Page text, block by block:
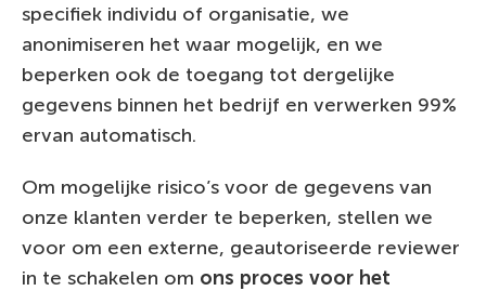
specifiek individu of organisatie, we
anonimiseren het waar mogelijk, en we
beperken ook de toegang tot dergelijke
gegevens binnen het bedrijf en verwerken 99%
ervan automatisch.
Om mogelijke risico’s voor de gegevens van
onze klanten verder te beperken, stellen we
voor om een externe, geautoriseerde reviewer
in te schakelen om ons proces voor het